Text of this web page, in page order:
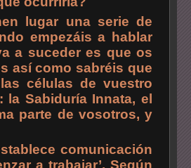
lugar una serie de
empezáis a hablar
a suceder es que os
así como sabréis que
células de vuestro
Sabiduría Innata, el
parte de vosotros, y
comunicación
a trabajar’. Según